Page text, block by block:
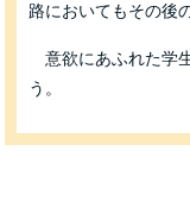
路においてもその後
意欲にあふれた学
う。